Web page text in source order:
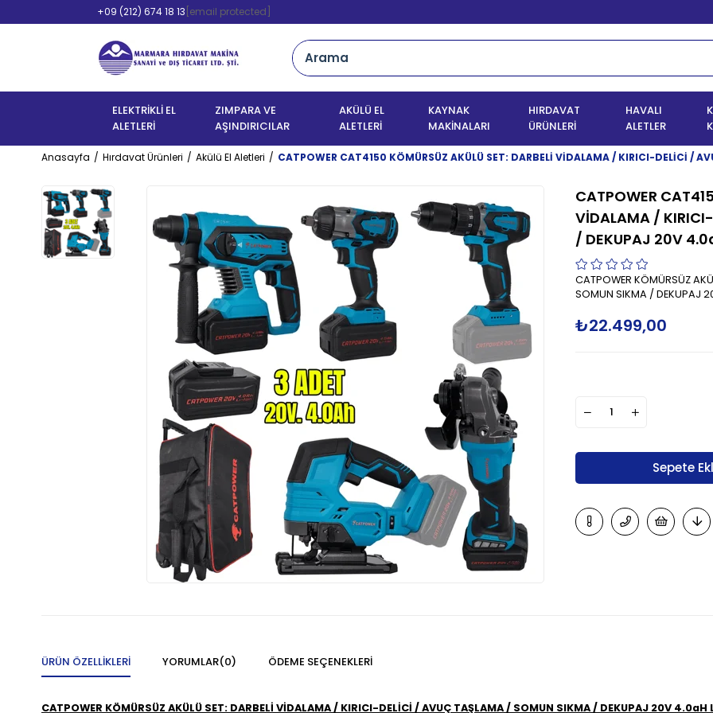
+09 (212) 674 18 13 [email protected]
ELEKTRİKLİ EL
ALETLERİ
ZIMPARA VE
AŞINDIRICILAR
AKÜLÜ EL
ALETLERİ
KAYNAK
MAKİNALARI
HIRDAVAT
ÜRÜNLERİ
HAVALI
ALETLER
Anasayfa Hırdavat Ürünleri Akülü El Aletleri CATPOWER CAT4150 KÖMÜRSÜZ AKÜLÜ SET: DARBELİ VİDALAMA / KIRICI-DELİCİ /
CATPOWER
VİDALAMA /
/ DEKUPAJ 20V
CATPOWER KÖMÜRSÜZ
SOMUN SIKMA / DEKUPAJ
₺22.499,00
ÜRÜN ÖZELLIKLERI YORUMLAR(0) ÖDEME SEÇENEKLERI
CATPOWER KÖMÜRSÜZ AKÜLÜ SET: DARBELİ VİDALAMA / KIRICI-DELİCİ / AVUÇ TAŞLAMA / SOMUN SIKMA / DEKUPAJ 20V 4.0aH